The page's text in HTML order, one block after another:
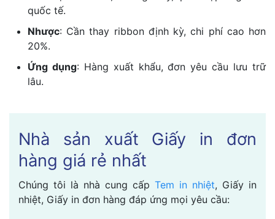
quốc tế.
Nhược: Cần thay ribbon định kỳ, chi phí cao hơn
20%.
Ứng dụng: Hàng xuất khẩu, đơn yêu cầu lưu trữ
lâu.
Nhà sản xuất Giấy in đơn
hàng giá rẻ nhất
Chúng tôi là nhà cung cấp Tem in nhiệt, Giấy in
nhiệt, Giấy in đơn hàng đáp ứng mọi yêu cầu: